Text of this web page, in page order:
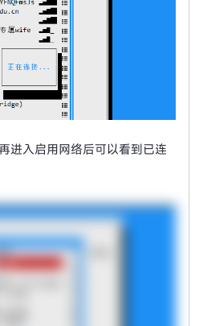
进入启用网络后可以看到已连